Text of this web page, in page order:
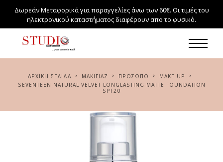
Δωρεάν Μεταφορικά για παραγγελίες άνω των 60€. Οι τιμές του
ηλεκτρονικού καταστήματος διαφέρουν απο το φυσικό.
ΑΡΧΙΚΉ ΣΕΛΊΔΑ ΜΑΚΙΓΙΆΖ ΠΡΌΣΩΠΟ
MAKE UP
SEVENTEEN NATURAL VELVET LONGLASTING MATTE FOUNDATION
SPF20